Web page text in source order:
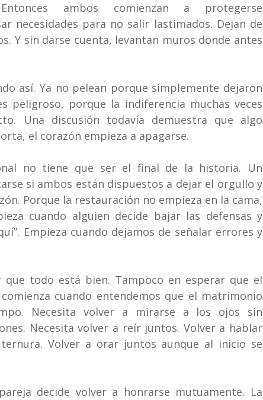
ambos comienzan a protegerse
necesidades para no salir lastimados. Dejan de
Y sin darse cuenta, levantan muros donde antes
así. Ya no pelean porque simplemente dejaron
peligroso, porque la indiferencia muchas veces
Una discusión todavía demuestra que algo
el corazón empieza a apagarse.
no tiene que ser el final de la historia. Un
si ambos están dispuestos a dejar el orgullo y
Porque la restauración no empieza en la cama,
cuando alguien decide bajar las defensas y
Empieza cuando dejamos de señalar errores y
todo está bien. Tampoco en esperar que el
cuando entendemos que el matrimonio
Necesita volver a mirarse a los ojos sin
Necesita volver a reír juntos. Volver a hablar
Volver a orar juntos aunque al inicio se
decide volver a honrarse mutuamente. La